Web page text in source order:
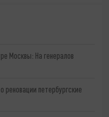
Москвы: На генералов
реновации петербургские